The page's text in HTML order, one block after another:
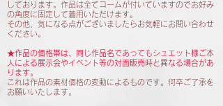
しております。作品は全てコームが付いていますのでお好み
の角度に固定して着用いただけます。
その他、気になる点がございましたらお気軽にお問い合わせ
ください。
★作品の価格帯は、同じ作品名であってもシュエット様ご本
人による展示会やイベント等の対面販売時と異なる場合があ
ります。
これは作品の素材価格の変動によるものです。何卒ご了承を
お願いいたします。